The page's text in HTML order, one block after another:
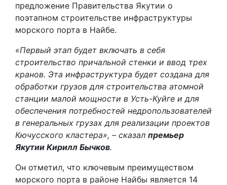
предложение Правительства Якутии о
поэтапном строительстве инфраструктуры
морского порта в Найбе.
«Первый этап будет включать в себя
строительство причальной стенки и ввод трех
кранов. Эта инфраструктура будет создана для
обработки грузов для строительства атомной
станции малой мощности в Усть-Куйге и для
обеспечения потребностей недропользователей
в генеральных грузах для реализации проектов
Кючусского кластера», – сказал премьер
Якутии Кирилл Бычков.
Он отметил, что ключевым преимуществом
морского порта в районе Найбы является 14